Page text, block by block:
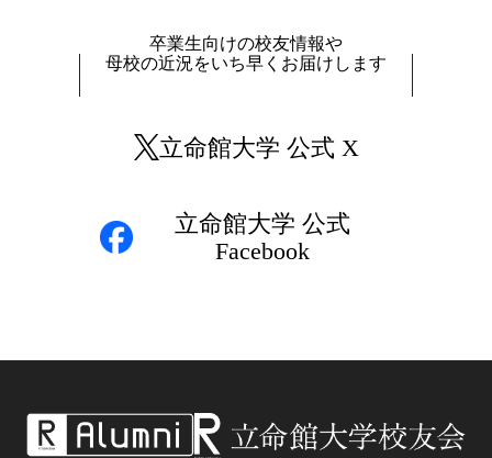
卒業生向けの校友情報や
母校の近況をいち早くお届けします
立命館大学 公式 X
立命館大学 公式
Facebook